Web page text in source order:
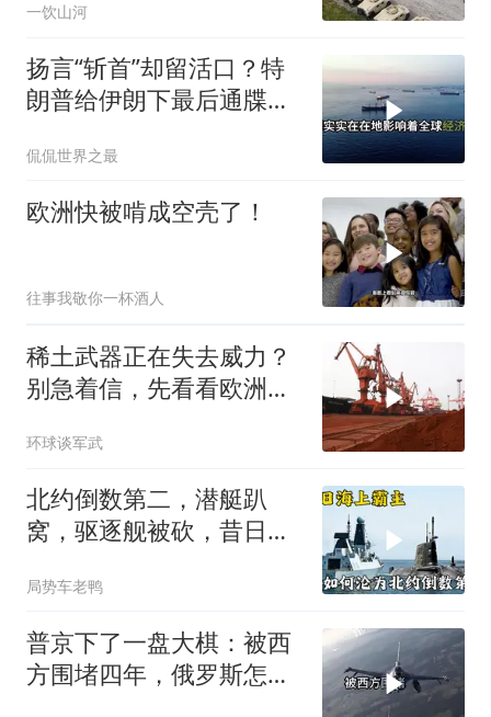
眼瞎
一饮山河
扬言“斩首”却留活口？特
朗普给伊朗下最后通牒，
侃侃世界之最
欧洲快被啃成空壳了！
往事我敬你一杯酒人
稀土武器正在失去威力？
别急着信，先看看欧洲军
环球谈军武
北约倒数第二，潜艇趴
窝，驱逐舰被砍，昔日的
局势车老鸭
普京下了一盘大棋：被西
方围堵四年，俄罗斯怎么